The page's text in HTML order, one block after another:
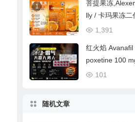
1
菩提果冻
lly / 卡玛果冻二
1,391
2
红火焰
poxetine 100
101
随机文章